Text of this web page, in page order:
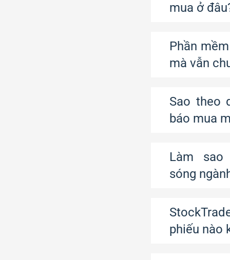
mua ở
Phần
mà vẫn
Sao theo
báo mua
Làm
sóng
phiếu nào